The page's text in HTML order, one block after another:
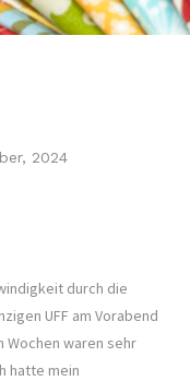
2024
durch die
UFF am Vorabend
Wochen waren sehr
hatte mein